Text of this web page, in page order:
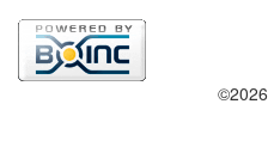
©2026